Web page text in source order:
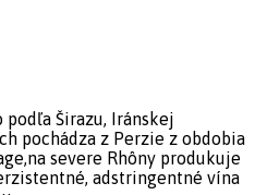
podľa Širazu, Iránskej
pochádza z Perzie z obdobia
severe Rhôny produkuje
adstringentné vína